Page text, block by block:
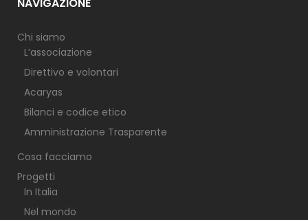
NAVIGAZIONE
Chi siamo
L’associazione
Direttivo e volontari
Acaryas
Bilanci e codice etico
Amministrazione Trasparente
Cosa facciamo
Progetti
In Italia
Nel mondo